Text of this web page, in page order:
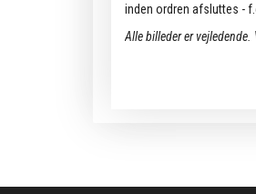
inden ordren afsluttes -
Alle billeder er vejledende.